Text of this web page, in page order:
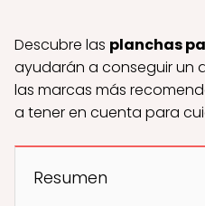
Descubre las planchas
ayudarán a conseguir un
las marcas más
a tener en cuenta para
Resumen